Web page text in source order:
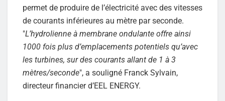
permet de produire de l’électricité avec des vitesses
de courants inférieures au mètre par seconde.
"L’hydrolienne à membrane ondulante offre ainsi
1000 fois plus d’emplacements potentiels qu’avec
les turbines, sur des courants allant de 1 à 3
mètres/seconde", a souligné Franck Sylvain,
directeur financier d’EEL ENERGY.